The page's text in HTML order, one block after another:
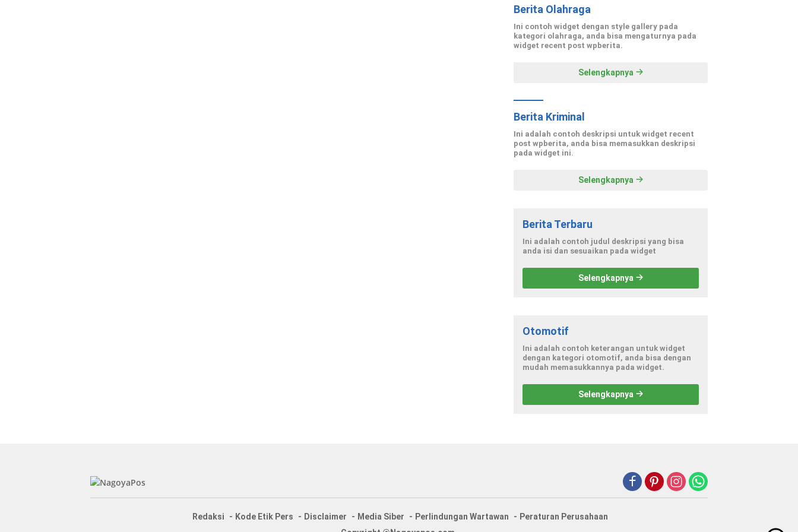
Berita Olahraga
Ini contoh widget dengan style gallery pada
kategori olahraga, anda bisa mengaturnya pada
widget recent post wpberita.
Selengkapnya
Berita Kriminal
Ini adalah contoh deskripsi untuk widget recent
post wpberita, anda bisa memasukkan deskripsi
pada widget ini.
Selengkapnya
Berita Terbaru
Ini adalah contoh judul deskripsi yang bisa
anda isi dan sesuaikan pada widget
Selengkapnya
Otomotif
Ini adalah contoh keterangan untuk widget
dengan kategori otomotif, anda bisa dengan
mudah memasukkannya pada widget.
Selengkapnya
Redaksi Kode Etik Pers Disclaimer Media Siber Perlindungan Wartawan
Peraturan Perusahaan